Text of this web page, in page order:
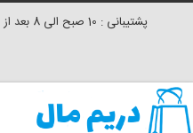
پشتیبانی : 10 صبح الی 8 بعد از ظهر از طریق تلفن 09039576277